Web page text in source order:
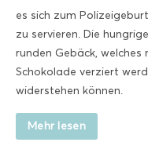
es sich zum
zu servieren. Die
runden Gebäck, welches
Schokolade verziert
widerstehen können.
Mehr lesen